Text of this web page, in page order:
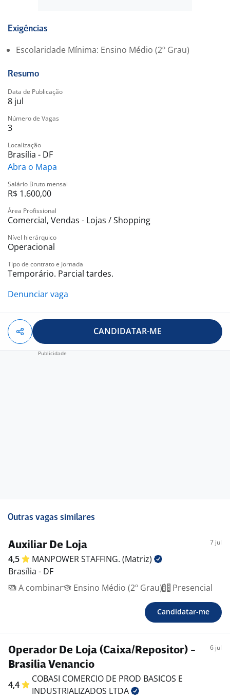
Ensino médio completo ou cursando;
Proatividade, organização e trabalho em equipe;
Disponibilidade para atuar no horário informado.
Exigências
Escolaridade Mínima: Ensino Médio (2º Grau)
Resumo
Data de Publicação
8 jul
Número de Vagas
3
Localização
Brasília - DF
Abra o Mapa
Salário Bruto mensal
R$ 1.600,00
Área Profissional
Comercial, Vendas - Lojas / Shopping
Nível hierárquico
Operacional
Tipo de contrato e Jornada
Temporário. Parcial tardes.
Denunciar vaga
CANDIDATAR-ME
Outras vagas similares
Auxiliar De Loja 7 jul
4,5 MANPOWER STAFFING. (Matriz)
Brasília - DF
A combinar
Ensino Médio (2º Grau) Presencial
Candidatar-me
Operador De Loja (Caixa/Repositor) -
Brasilia Venancio
6 jul
4,4
COBASI COMERCIO DE PROD BASICOS E
INDUSTRIALIZADOS LTDA